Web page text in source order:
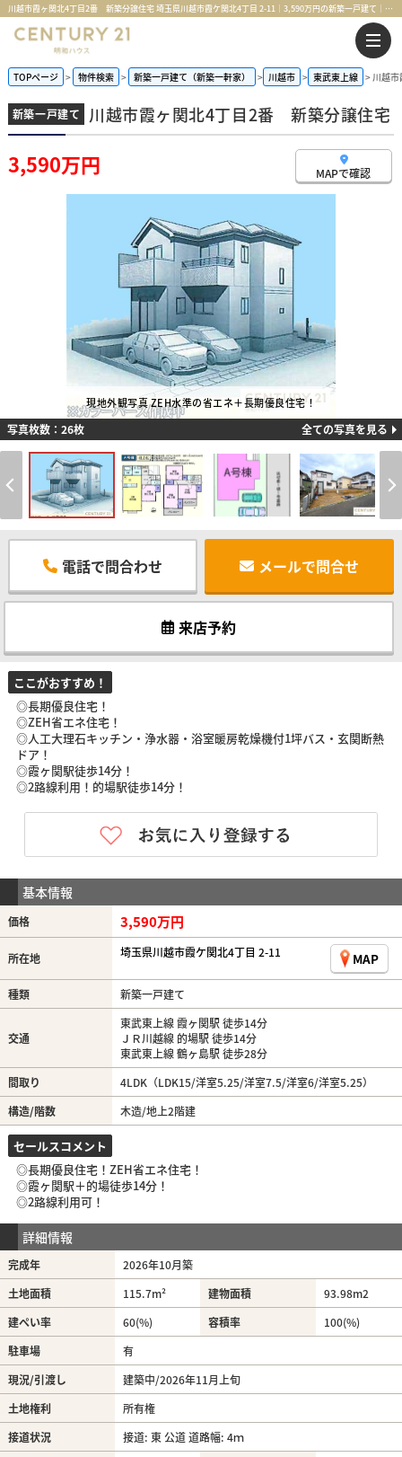
川越市霞ヶ関北4丁目2番 新築分譲住宅 埼玉県川越市霞ケ関北4丁目 2-11｜3,590万円の新築一戸建て｜センチュリー21明和ハウス
TOPページ 物件検索 新築一戸建て（新築一軒家） 川越市 東武東上線 川越
新築一戸建て 川越市霞ヶ関北4丁目2番 新築分譲住宅
3,590万円 MAPで確認
現地外観写真 ZEH水準の省エネ＋長期優良住宅！
写真枚数：26枚 全ての写真を見る
電話で問合わせ メールで問合せ
来店予約
ここがおすすめ！
◎長期優良住宅！
◎ZEH省エネ住宅！
◎人工大理石キッチン・浄水器・浴室暖房乾燥機付1坪バス・玄関断熱
ドア！
◎霞ヶ関駅徒歩14分！
◎2路線利用！的場駅徒歩14分！
基本情報
価格 3,590万円
所在地 埼玉県川越市霞ケ関北4丁目 2-11 MAP
種類 新築一戸建て
交通
東武東上線 霞ヶ関駅 徒歩14分
ＪＲ川越線 的場駅 徒歩14分
東武東上線 鶴ヶ島駅 徒歩28分
間取り
4LDK（LDK15/洋室5.25/洋室7.5/洋室6/洋室5.25）
構造/階数
木造/地上2階建
セールスコメント
◎長期優良住宅！ZEH省エネ住宅！
◎霞ヶ関駅＋的場徒歩14分！
◎2路線利用可！
詳細情報
完成年
2026年10月築
土地面積
115.7m² 建物面積 93.98m2
建ぺい率
60(%) 容積率
100(%)
駐車場
有
現況/引渡し
建築中/2026年11月上旬
土地権利
所有権
接道状況
接道: 東 公道 道路幅: 4ｍ